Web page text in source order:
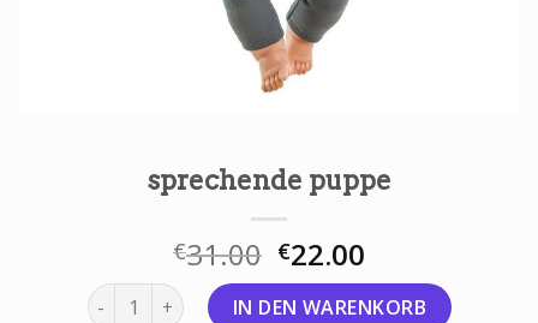
sprechende puppe
€31.00 €22.00
sprechende puppe MengeIN DEN WARENKORB